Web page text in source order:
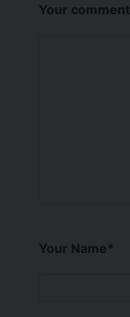
Your comment
Your Name*